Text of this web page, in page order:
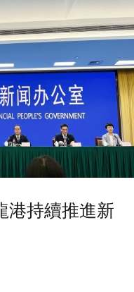
港持續推進新